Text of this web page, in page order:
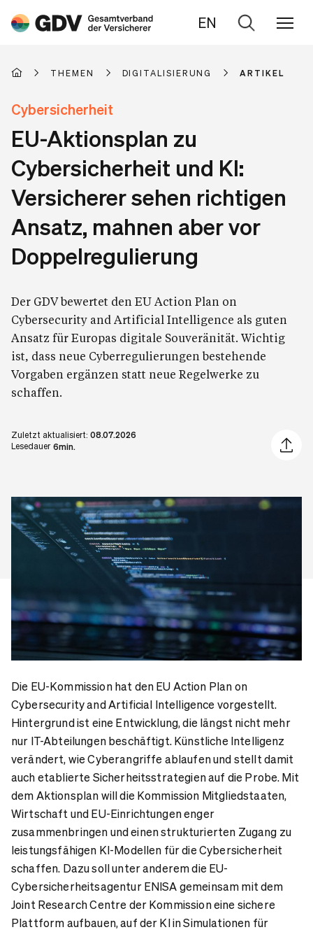
EN
Zur
THEMEN DIGITALISIERUNG ARTIKEL
Cybersicherheit
EU-Aktionsplan zu
Cybersicherheit und KI:
Versicherer sehen richtigen
Ansatz, mahnen aber vor
Doppelregulierung
Der GDV bewertet den EU Action Plan on
Cybersecurity and Artificial Intelligence als guten
Ansatz für Europas digitale Souveränität. Wichtig
ist, dass neue Cyberregulierungen bestehende
Vorgaben ergänzen statt neue Regelwerke zu
schaffen.
Zuletzt aktualisiert: 08.07.2026
Lesedauer 6min.
Artikel
Die EU-Kommission hat den EU Action Plan on
Cybersecurity and Artificial Intelligence vorgestellt.
Hintergrund ist eine Entwicklung, die längst nicht mehr
nur IT-Abteilungen beschäftigt. Künstliche Intelligenz
verändert, wie Cyberangriffe ablaufen und stellt damit
auch etablierte Sicherheitsstrategien auf die Probe. Mit
dem Aktionsplan will die Kommission Mitgliedstaaten,
Wirtschaft und EU-Einrichtungen enger
zusammenbringen und einen strukturierten Zugang zu
leistungsfähigen KI-Modellen für die Cybersicherheit
schaffen. Dazu soll unter anderem die EU-
Cybersicherheitsagentur ENISA gemeinsam mit dem
Joint Research Centre der Kommission eine sichere
Plattform aufbauen, auf der KI in Simulationen für